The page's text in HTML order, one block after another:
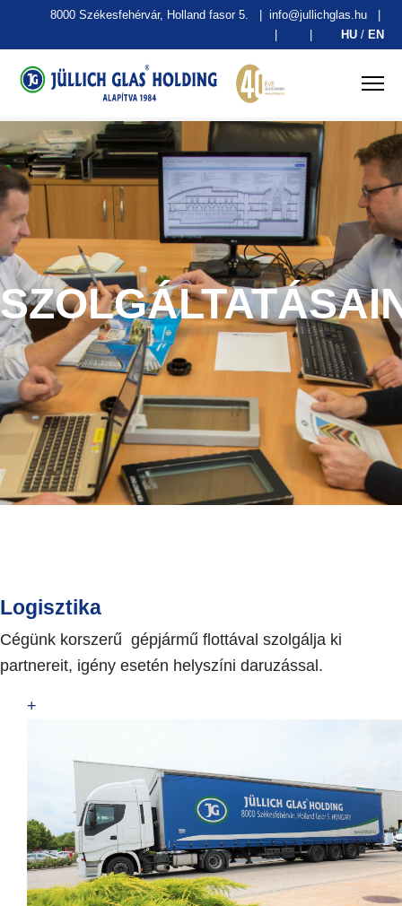
8000 Székesfehérvár, Holland fasor 5. info@jullichglas.hu
HU / EN
Logisztika
Cégünk korszerű gépjármű flottával szolgálja ki
partnereit, igény esetén helyszíni daruzással.
+